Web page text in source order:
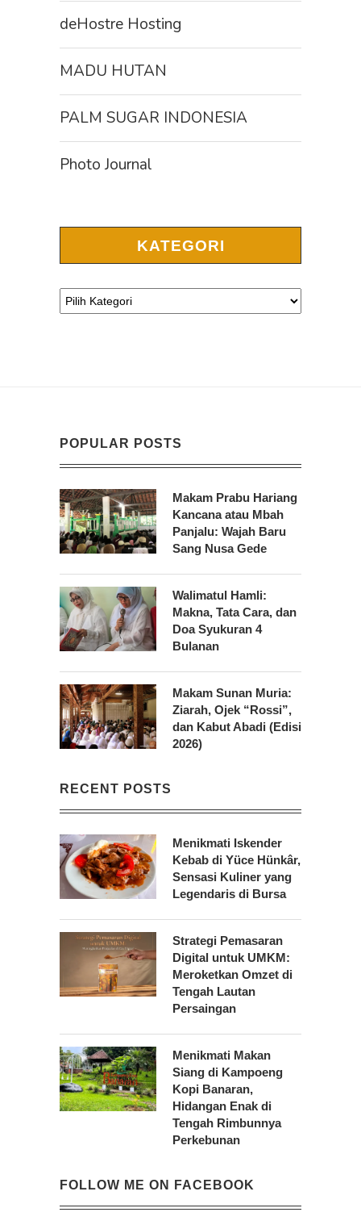
deHostre Hosting
MADU HUTAN
PALM SUGAR INDONESIA
Photo Journal
KATEGORI
POPULAR POSTS
Makam Prabu Hariang
Kancana atau Mbah
Panjalu: Wajah Baru
Sang Nusa Gede
Walimatul Hamli:
Makna, Tata Cara, dan
Doa Syukuran 4
Bulanan
Makam Sunan Muria:
Ziarah, Ojek “Rossi”,
dan Kabut Abadi (Edisi
2026)
RECENT POSTS
Menikmati Iskender
Kebab di Yüce Hünkâr,
Sensasi Kuliner yang
Legendaris di Bursa
Strategi Pemasaran
Digital untuk UMKM:
Meroketkan Omzet di
Tengah Lautan
Persaingan
Menikmati Makan
Siang di Kampoeng
Kopi Banaran,
Hidangan Enak di
Tengah Rimbunnya
Perkebunan
FOLLOW ME ON FACEBOOK